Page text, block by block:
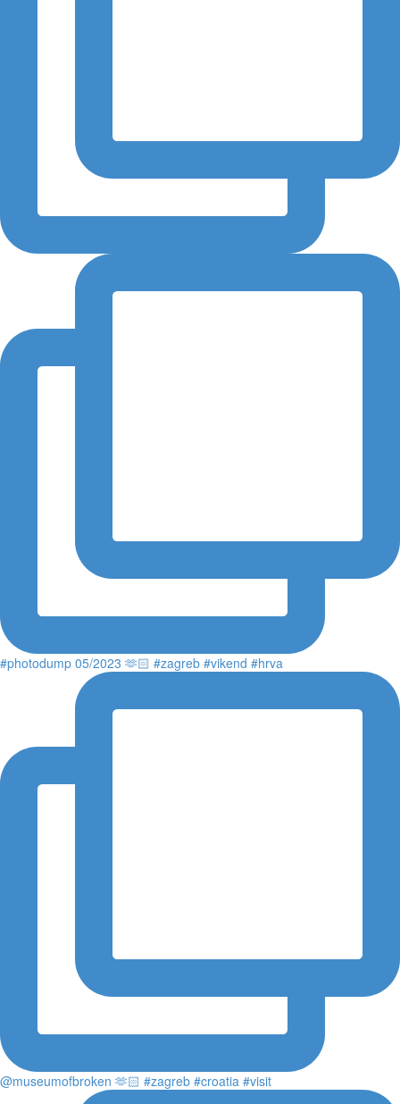
#photodump 05/2023 🫶🏻 #zagreb #vikend #hrva
@museumofbroken 🫶🏻 #zagreb #croatia #visit